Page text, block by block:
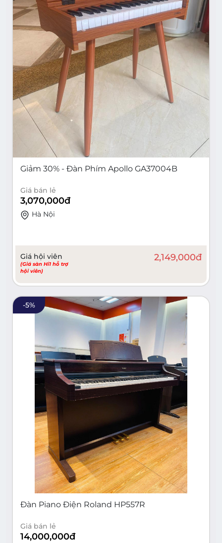
Giảm 30% - Đàn Phím Apollo GA37004B
Giá bán lẻ
3,070,000đ
Hà Nội
Giá hội viên
(Giá sàn Hi1 hỗ trợ
hội viên)
2,149,000đ
-5%
Đàn Piano Điện Roland HP557R
Giá bán lẻ
14,000,000đ